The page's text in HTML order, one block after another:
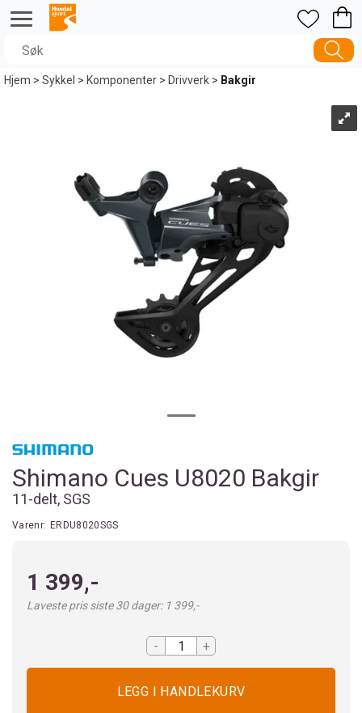
Hjem>Sykkel >Komponenter>Drivverk> Bakgir
Shimano Cues U8020 Bakgir
11-delt, SGS
Varenr: ERDU8020SGS
1 399,-
Laveste pris siste 30 dager: 1 399,-
- +